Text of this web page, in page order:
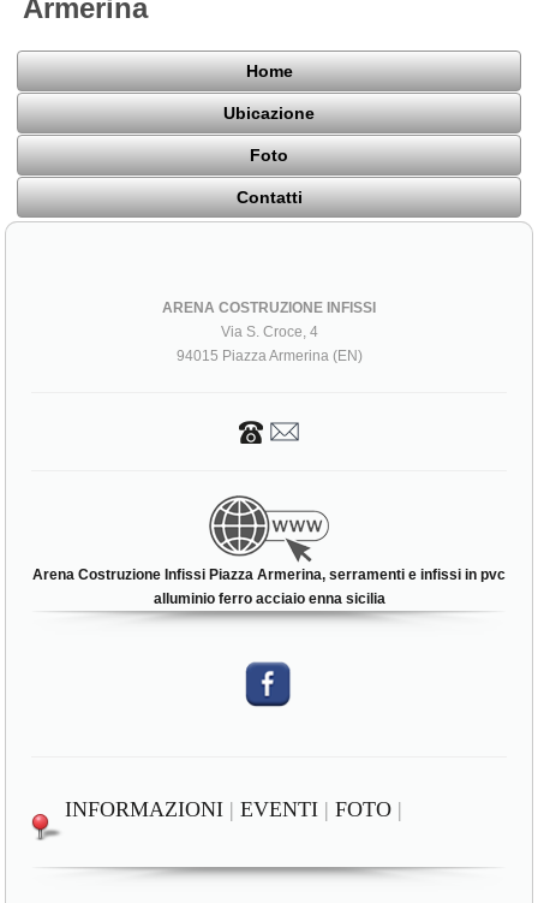
Armerina
Home
Ubicazione
Foto
Contatti
ARENA COSTRUZIONE INFISSI
Via S. Croce, 4
94015 Piazza Armerina (EN)
Arena Costruzione Infissi Piazza Armerina, serramenti e infissi in pvc
alluminio ferro acciaio enna sicilia
INFORMAZIONI |EVENTI |FOTO |